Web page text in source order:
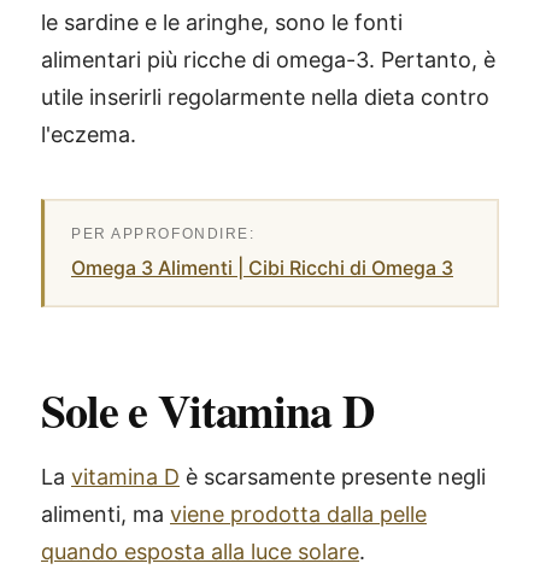
le sardine e le aringhe, sono le fonti
alimentari più ricche di omega-3. Pertanto, è
utile inserirli regolarmente nella dieta contro
l'eczema.
Omega 3 Alimenti | Cibi Ricchi di Omega 3
Sole e Vitamina D
La vitamina D è scarsamente presente negli
alimenti, ma viene prodotta dalla pelle
quando esposta alla luce solare.